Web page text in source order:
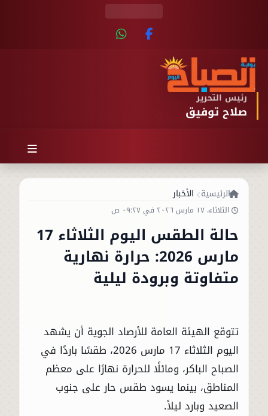
رئيس التحرير
صلاح توفيق
الرئيسية الأخبار
الثلاثاء، ١٧ مارس ٢٠٢٦ في ٠٩:٢٧ ص
حالة الطقس اليوم الثلاثاء 17
مارس 2026: حرارة نهارية
متفاوتة وبرودة ليلية
تتوقع الهيئة العامة للأرصاد الجوية أن يشهد
اليوم الثلاثاء 17 مارس 2026، طقسًا باردًا في
الصباح الباكر، ومائلًا للحرارة نهارًا على معظم
المناطق، بينما يسود طقس حار على جنوب
الصعيد وبارد ليلاً.